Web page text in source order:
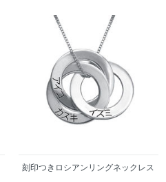
刻印つきロシアンリングネックレス